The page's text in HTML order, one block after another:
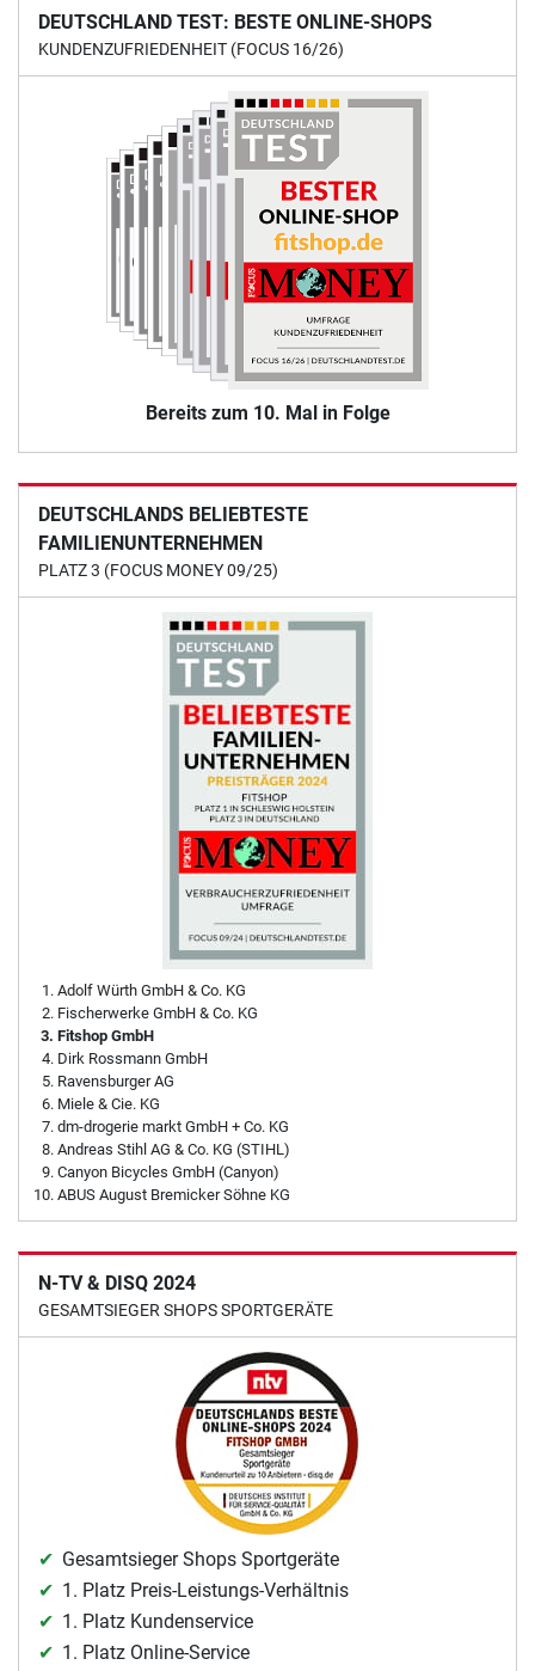
DEUTSCHLAND TEST: BESTE ONLINE-SHOPS
KUNDENZUFRIEDENHEIT (FOCUS 16/26)
Bereits zum 10. Mal in Folge
DEUTSCHLANDS BELIEBTESTE
FAMILIENUNTERNEHMEN
PLATZ 3 (FOCUS MONEY 09/25)
Adolf Würth GmbH & Co. KG
Fischerwerke GmbH & Co. KG
Fitshop GmbH
Dirk Rossmann GmbH
Ravensburger AG
Miele & Cie. KG
dm-drogerie markt GmbH + Co. KG
Andreas Stihl AG & Co. KG (STIHL)
Canyon Bicycles GmbH (Canyon)
ABUS August Bremicker Söhne KG
N-TV & DISQ 2024
GESAMTSIEGER SHOPS SPORTGERÄTE
Gesamtsieger Shops Sportgeräte
1. Platz Preis-Leistungs-Verhältnis
1. Platz Kundenservice
1. Platz Online-Service